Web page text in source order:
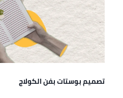
تصميم بوستات بفن الكولاج